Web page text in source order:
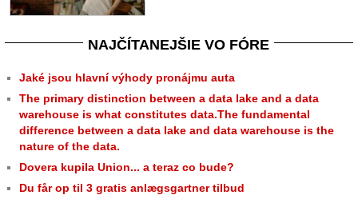
NAJČÍTANEJŠIE VO FÓRE
Jaké jsou hlavní výhody pronájmu auta
The primary distinction between a data lake and a data
warehouse is what constitutes data.The fundamental
difference between a data lake and data warehouse is the
nature of the data.
Dovera kupila Union... a teraz co bude?
Du får op til 3 gratis anlægsgartner tilbud